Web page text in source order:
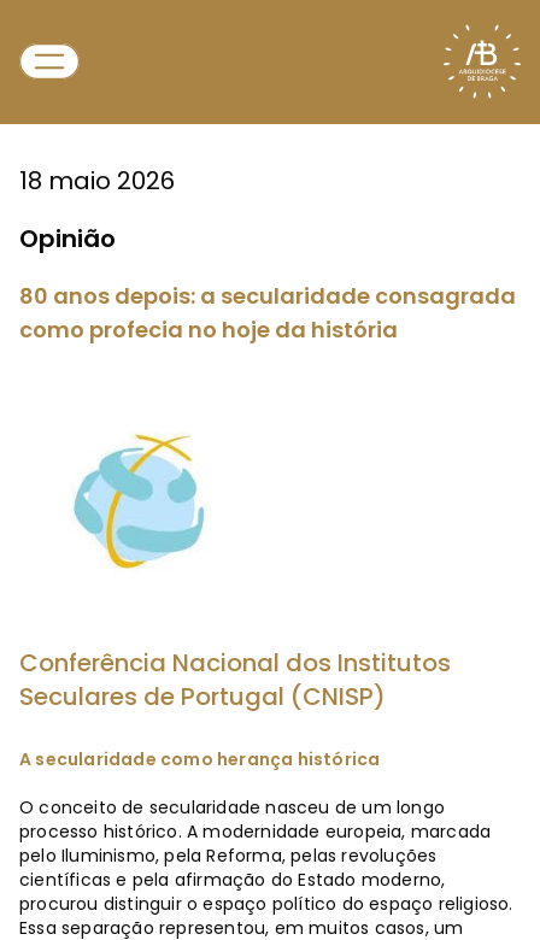
18 maio 2026
Opinião
80 anos depois: a secularidade consagrada
como profecia no hoje da história
Conferência Nacional dos Institutos
Seculares de Portugal (CNISP)
A secularidade como herança histórica
O conceito de secularidade nasceu de um longo
processo histórico. A modernidade europeia, marcada
pelo Iluminismo, pela Reforma, pelas revoluções
científicas e pela afirmação do Estado moderno,
procurou distinguir o espaço político do espaço religioso.
Essa separação representou, em muitos casos, um